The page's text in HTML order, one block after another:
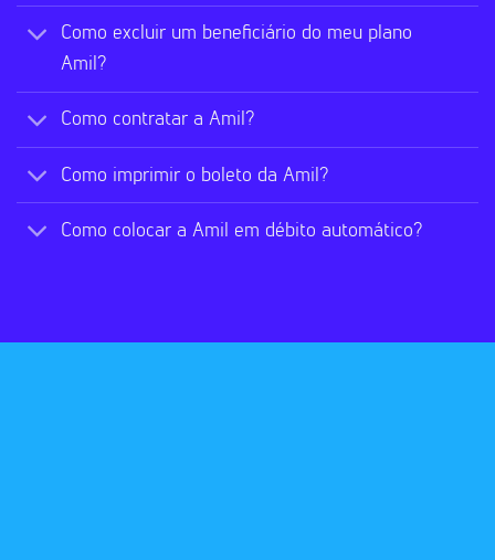
Como excluir um beneficiário do meu plano
Amil?
Como contratar a Amil?
Como imprimir o boleto da Amil?
Como colocar a Amil em débito automático?